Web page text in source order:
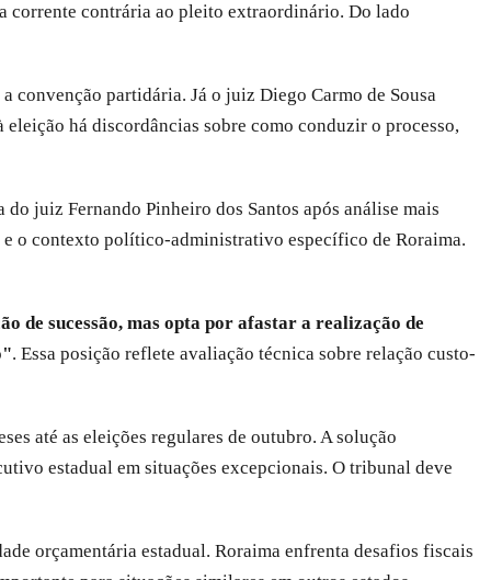
corrente contrária ao pleito extraordinário. Do lado
convenção partidária. Já o juiz Diego Carmo de Sousa
há discordâncias sobre como conduzir o processo,
juiz Fernando Pinheiro dos Santos após análise mais
o contexto político-administrativo específico de Roraima.
de sucessão, mas opta por afastar a realização de
. Essa posição reflete avaliação técnica sobre relação custo-
até as eleições regulares de outubro. A solução
estadual em situações excepcionais. O tribunal deve
orçamentária estadual. Roraima enfrenta desafios fiscais